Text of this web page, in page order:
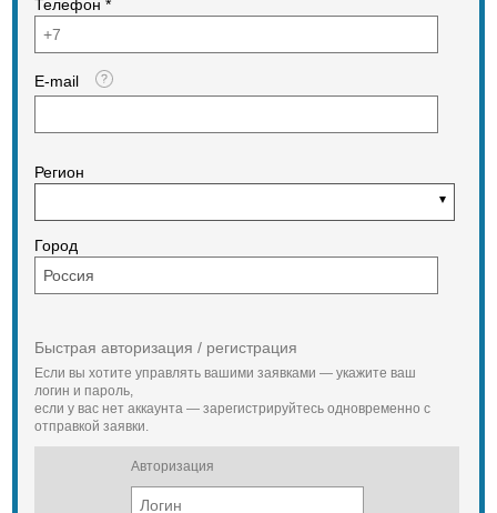
Телефон *
E-mail
Регион
Город
Быстрая авторизация / регистрация
Если вы хотите управлять вашими заявками — укажите ваш
логин и пароль,
если у вас нет аккаунта — зарегистрируйтесь одновременно с
отправкой заявки.
Авторизация